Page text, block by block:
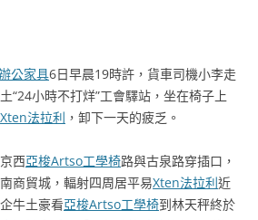
公家具6日早晨19時許，貨車司機小李走
“24小時不打烊”工會驛站，坐在椅子上
Xten法拉利 ，卸下一天的疲乏。
西亞梭Artso工學椅路與古泉路穿插口，
商貿城，輻射四周居平易Xten法拉利近
牛土豪看亞梭Artso工學椅到林天秤終於